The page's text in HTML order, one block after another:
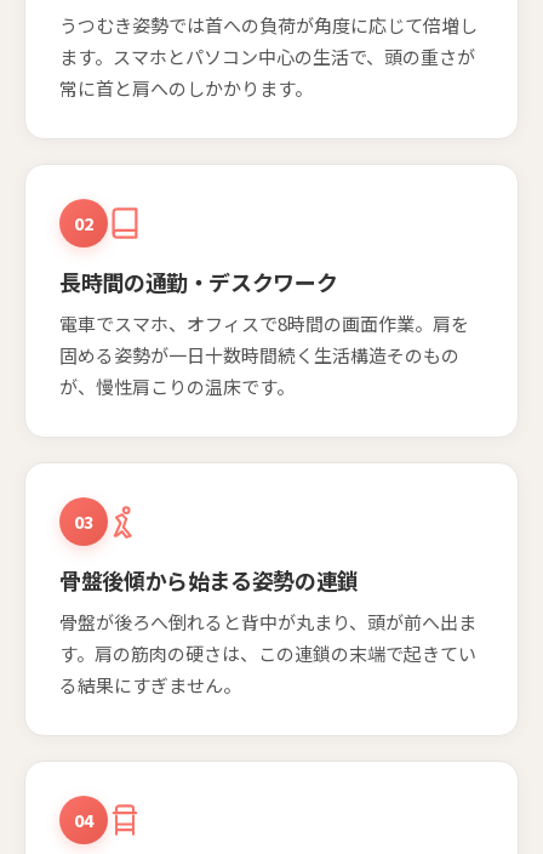
うつむき姿勢では首への負荷が角度に応じて倍増し
ます。スマホとパソコン中心の生活で、頭の重さが
常に首と肩へのしかかります。
02
長時間の通勤・デスクワーク
電車でスマホ、オフィスで8時間の画面作業。肩を
固める姿勢が一日十数時間続く生活構造そのもの
が、慢性肩こりの温床です。
03
骨盤後傾から始まる姿勢の連鎖
骨盤が後ろへ倒れると背中が丸まり、頭が前へ出ま
す。肩の筋肉の硬さは、この連鎖の末端で起きてい
る結果にすぎません。
04